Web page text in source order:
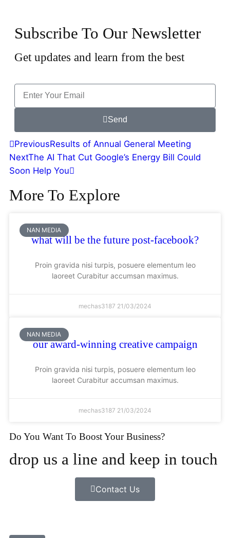
Subscribe To Our Newsletter
Get updates and learn from the best
Send
PreviousResults of Annual General Meeting
NextThe AI That Cut Google’s Energy Bill Could
Soon Help You
More To Explore
NAN MEDIA
what will be the future post-facebook?
Proin gravida nisi turpis, posuere elementum leo
laoreet Curabitur accumsan maximus.
mechas3187 21/03/2024
NAN MEDIA
our award-winning creative campaign
Proin gravida nisi turpis, posuere elementum leo
laoreet Curabitur accumsan maximus.
mechas3187 21/03/2024
Do You Want To Boost Your Business?
drop us a line and keep in touch
Contact Us